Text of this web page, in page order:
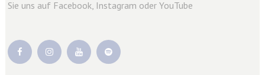
Sie uns auf Facebook, Instagram oder YouTube